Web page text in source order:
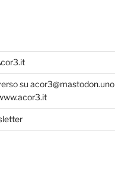
su acor3@mastodon.uno